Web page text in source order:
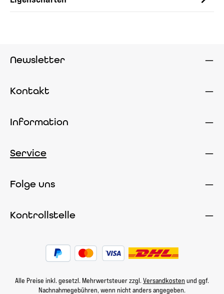
Newsletter
Kontakt
Information
Service
Folge uns
Kontrollstelle
Alle Preise inkl. gesetzl. Mehrwertsteuer zzgl. Versandkosten und ggf.
Nachnahmegebühren, wenn nicht anders angegeben.